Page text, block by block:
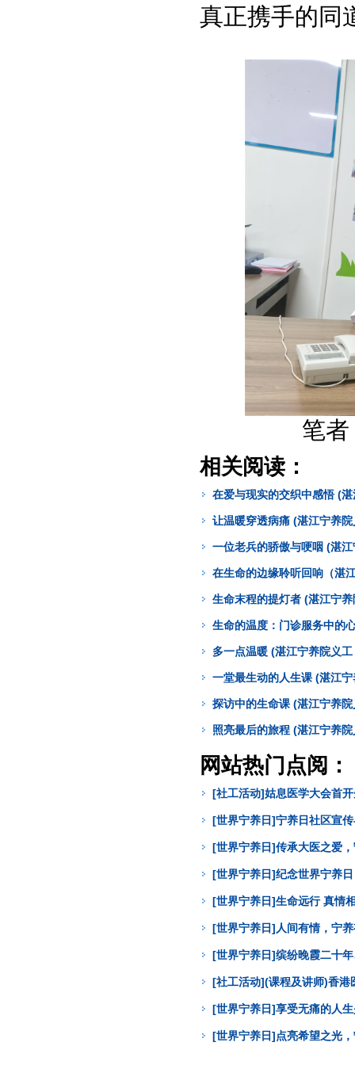
真正携手的同
笔
相关阅读：
在爱与现实的交织中感悟 (
让温暖穿透病痛 (湛江宁养
一位老兵的骄傲与哽咽 (湛
在生命的边缘聆听回响（湛
生命末程的提灯者 (湛江宁
生命的温度：门诊服务中的
多一点温暖 (湛江宁养院义
一堂最生动的人生课 (湛江
探访中的生命课 (湛江宁养
照亮最后的旅程 (湛江宁养
网站热门点阅：
[社工活动]姑息医学大会首
[世界宁养日]宁养日社区宣
[世界宁养日]传承大医之爱
[世界宁养日]纪念世界宁养
[世界宁养日]生命远行 真情
[世界宁养日]人间有情，宁
[世界宁养日]缤纷晚霞二十
[社工活动](课程及讲师)香
[世界宁养日]享受无痛的人
[世界宁养日]点亮希望之光